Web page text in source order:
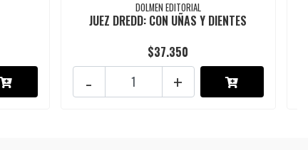
DOLMEN EDITORIAL
JUEZ DREDD: CON UÑAS Y DIENTES
$37.350
+
-